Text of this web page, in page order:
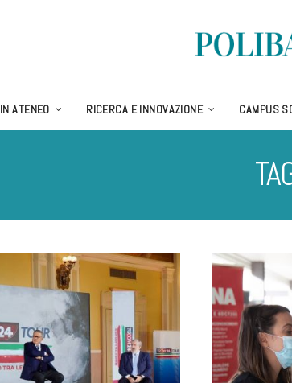
IN ATENEO RICERCA E INNOVAZIONE CAMPUS